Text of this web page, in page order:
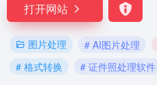
打开网站
图片处理 # AI图片处理
# 格式转换
# 证件照处理软件